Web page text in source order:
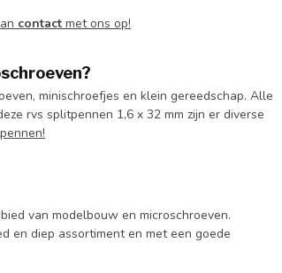
contact met ons op!
minischroefjes en klein gereedschap. Alle
rvs splitpennen 1,6 x 32 mm zijn er diverse
van modelbouw en microschroeven.
en diep assortiment en met een goede